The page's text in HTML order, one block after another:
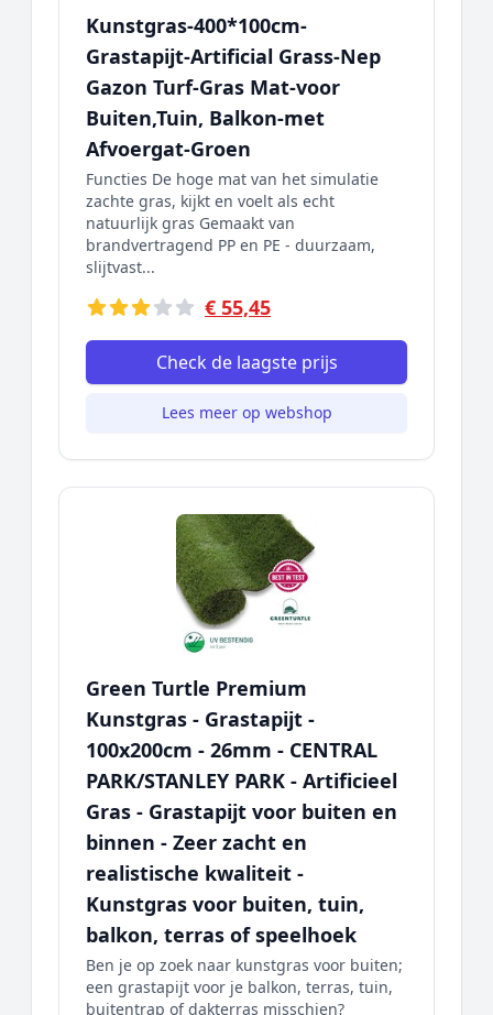
Kunstgras-400*100cm-
Grastapijt-Artificial Grass-Nep
Gazon Turf-Gras Mat-voor
Buiten,Tuin, Balkon-met
Afvoergat-Groen
Functies De hoge mat van het simulatie
zachte gras, kijkt en voelt als echt
natuurlijk gras Gemaakt van
brandvertragend PP en PE - duurzaam,
slijtvast...
€ 55,45
Check de laagste prijs
Lees meer op webshop
Green Turtle Premium
Kunstgras - Grastapijt -
100x200cm - 26mm - CENTRAL
PARK/STANLEY PARK - Artificieel
Gras - Grastapijt voor buiten en
binnen - Zeer zacht en
realistische kwaliteit -
Kunstgras voor buiten, tuin,
balkon, terras of speelhoek
Ben je op zoek naar kunstgras voor buiten;
een grastapijt voor je balkon, terras, tuin,
buitentrap of dakterras misschien?